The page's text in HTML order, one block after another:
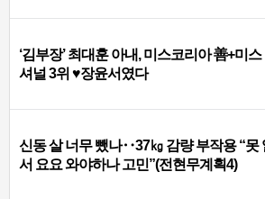
‘김부장’ 최대훈 아내, 미스코리아 善+미스
셔널 3위 ♥장윤서였다
신동 살 너무 뺐나‥37㎏ 감량 부작용 “못
서 요요 와야하나 고민”(전현무계획4)